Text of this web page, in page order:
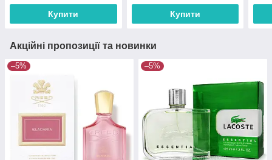
Купити Купити
Акційні пропозиції та новинки
–5% –5%